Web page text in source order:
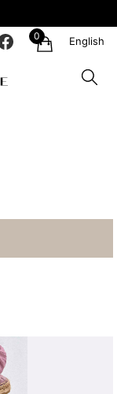
0
English